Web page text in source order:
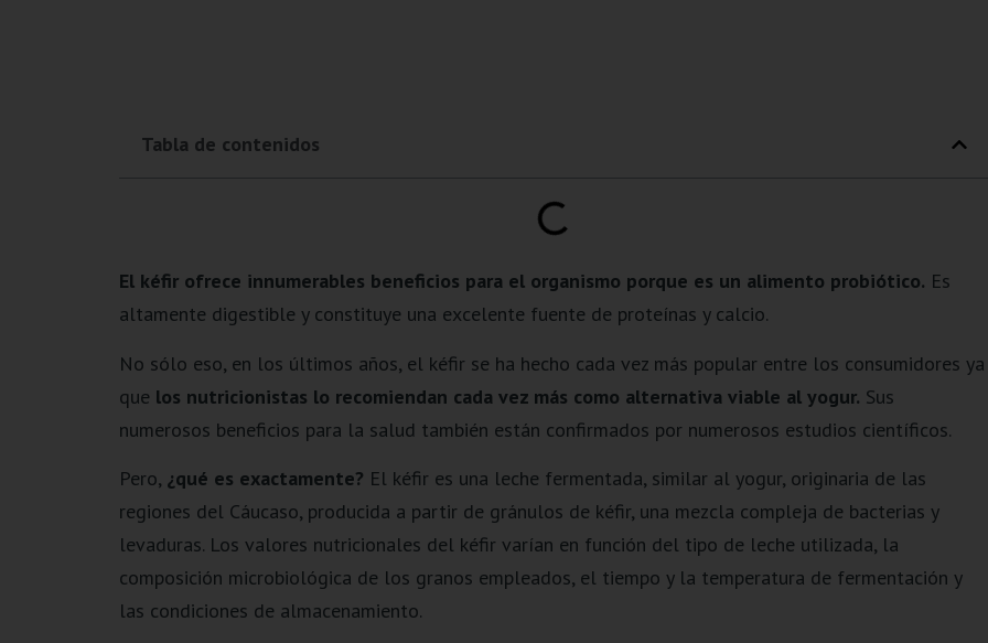
Tabla de contenidos
El kéfir ofrece innumerables beneficios para el organismo porque es un alimento probiótico. Es
altamente digestible y constituye una excelente fuente de proteínas y calcio.
No sólo eso, en los últimos años, el kéfir se ha hecho cada vez más popular entre los consumidores ya
que los nutricionistas lo recomiendan cada vez más como alternativa viable al yogur. Sus
numerosos beneficios para la salud también están confirmados por numerosos estudios científicos.
Pero, ¿qué es exactamente? El kéfir es una leche fermentada, similar al yogur, originaria de las
regiones del Cáucaso, producida a partir de gránulos de kéfir, una mezcla compleja de bacterias y
levaduras. Los valores nutricionales del kéfir varían en función del tipo de leche utilizada, la
composición microbiológica de los granos empleados, el tiempo y la temperatura de fermentación y
las condiciones de almacenamiento.